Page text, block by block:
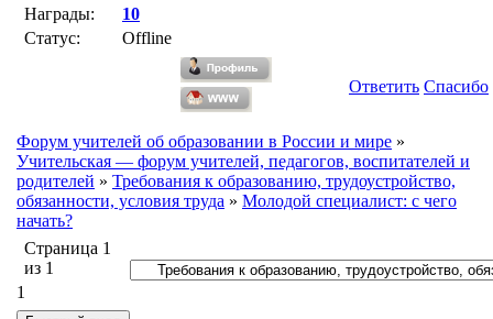
Награды:
10
Статус:
Offline
Ответить Спасибо
Форум учителей об образовании в России и мире »
Учительская — форум учителей, педагогов, воспитателей и
родителей » Требования к образованию, трудоустройство,
обязанности, условия труда » Молодой специалист: с чего
начать?
Страница 1
из 1
1